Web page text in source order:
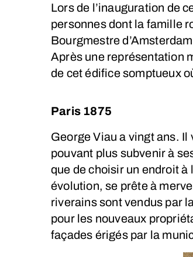
Lors de l’inauguration de
personnes dont la famille
Bourgmestre
Après une représentation
de cet édifice somptueux
Paris 1875
George Viau a vingt ans. Il
pouvant plus subvenir à
que de choisir un endroit à
évolution, se prête à
riverains sont vendus par
pour les nouveaux
façades érigés par la